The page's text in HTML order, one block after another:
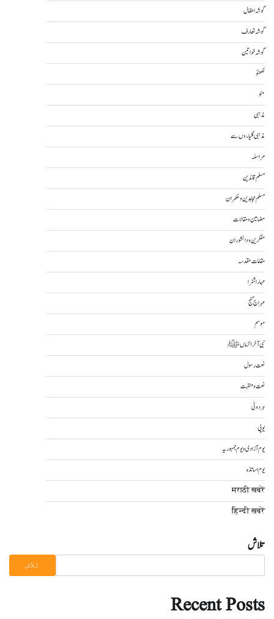
گوشہ اطفال
گوشہ تعارف
گوشہ خواتین
لکھنؤ
مئو
مذہبی
مذہبی گلیاروں سے
مراسلہ
مسلم قائدین
مسلم مجاہدین و حکمران
مضامین و مقالات
مفکرین و دانشوران
مقامات مقدسہ
مہاراشٹرا
مہراج گنج
موسم
نبی آخرالزماںﷺ
نعت رسول
نعت و منقبت
ہردوئی
یوپی
یوم آزادی و یوم جمہوریہ
یوم اساتذہ
मराठी खबरें
हिन्दी ख़बरें
تلاش
تلاش
Recent Posts